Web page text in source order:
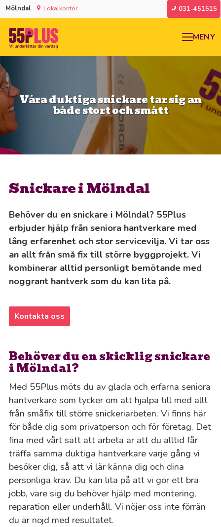
Mölndal Lokalkontor 031-451515
MENY
Våra duktiga snickare tar sig an
både stort och smått
Snickare i Mölndal
Behöver du en snickare i Mölndal? 55Plus
erbjuder hjälp från seniora hantverkare med
lång erfarenhet och stor servicevilja. Vi tar oss
an allt från små fix till större byggprojekt. Vi
kombinerar alltid personligt bemötande med
noggrant hantverk som du kan lita på.
Kontakta oss
Behöver du en skicklig snickare
i Mölndal?
Med 55Plus möts du av glada och erfarna seniora
hantverkare som tycker om att hjälpa till med allt
från småfix till större snickeriarbeten. Vi finns här
för både dig som privatperson och för företag. Det
fina med vårt sätt att arbeta är att du alltid får
träffa samma duktiga hantverkare varje gång vi
besöker dig, så att vi lär känna dig och dina
personliga krav. Du kan lita på att vi gör ett bra
jobb, vare sig du behöver hjälp med montering,
reparation eller underhåll. Vi nöjer oss inte förrän
du är nöjd med resultatet.